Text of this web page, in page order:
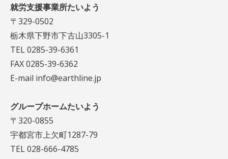
就労支援事業所たいよう
〒329-0502
栃木県下野市下古山3305-1
TEL 0285-39-6361
FAX 0285-39-6362
E-mail info@earthline.jp
グループホームたいよう
〒320-0855
宇都宮市上欠町1287-79
TEL 028-666-4785